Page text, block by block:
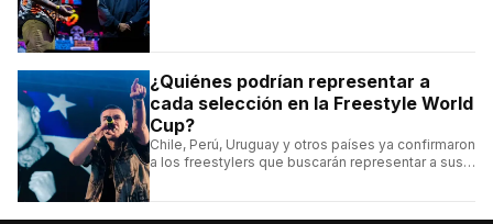
¿Quiénes podrían representar a
cada selección en la Freestyle World
Cup?
Chile, Perú, Uruguay y otros países ya confirmaron
a los freestylers que buscarán representar a sus